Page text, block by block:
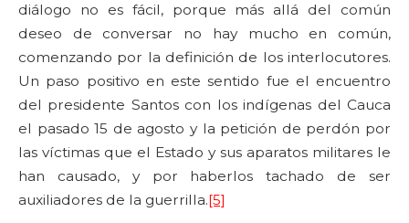
diálogo no es fácil, porque más allá del común
deseo de conversar no hay mucho en común,
comenzando por la definición de los interlocutores.
Un paso positivo en este sentido fue el encuentro
del presidente Santos con los indígenas del Cauca
el pasado 15 de agosto y la petición de perdón por
las víctimas que el Estado y sus aparatos militares le
han causado, y por haberlos tachado de ser
auxiliadores de la guerrilla.[5]